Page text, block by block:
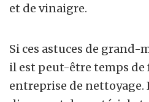
et de vinaigre.
Si ces astuces de grand-
il est peut-être temps de
entreprise de nettoyage.